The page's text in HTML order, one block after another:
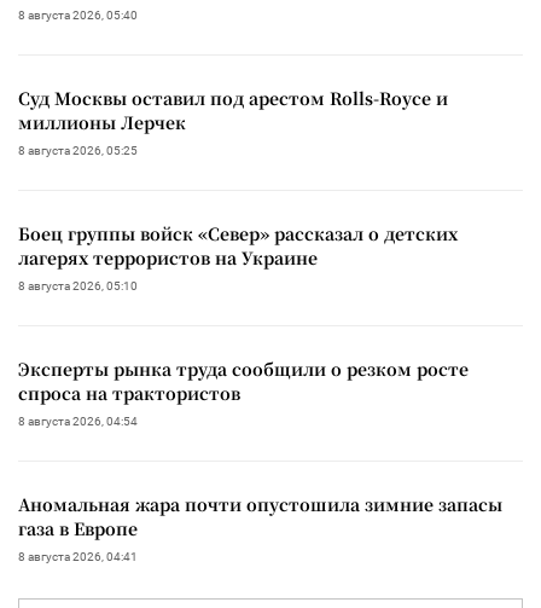
8 августа 2026, 05:40
Суд Москвы оставил под арестом Rolls-Royce и
миллионы Лерчек
8 августа 2026, 05:25
Боец группы войск «Север» рассказал о детских
лагерях террористов на Украине
8 августа 2026, 05:10
Эксперты рынка труда сообщили о резком росте
спроса на трактористов
8 августа 2026, 04:54
Аномальная жара почти опустошила зимние запасы
газа в Европе
8 августа 2026, 04:41